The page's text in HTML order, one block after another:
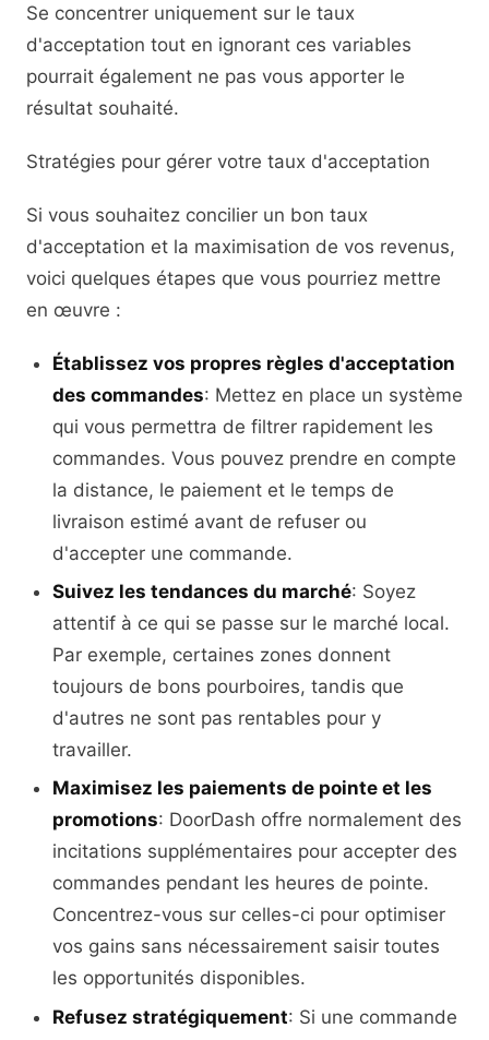
Se concentrer uniquement sur le taux
d'acceptation tout en ignorant ces variables
pourrait également ne pas vous apporter le
résultat souhaité.
Stratégies pour gérer votre taux d'acceptation
Si vous souhaitez concilier un bon taux
d'acceptation et la maximisation de vos revenus,
voici quelques étapes que vous pourriez mettre
en œuvre :
Établissez vos propres règles d'acceptation
des commandes: Mettez en place un système
qui vous permettra de filtrer rapidement les
commandes. Vous pouvez prendre en compte
la distance, le paiement et le temps de
livraison estimé avant de refuser ou
d'accepter une commande.
Suivez les tendances du marché: Soyez
attentif à ce qui se passe sur le marché local.
Par exemple, certaines zones donnent
toujours de bons pourboires, tandis que
d'autres ne sont pas rentables pour y
travailler.
Maximisez les paiements de pointe et les
promotions: DoorDash offre normalement des
incitations supplémentaires pour accepter des
commandes pendant les heures de pointe.
Concentrez-vous sur celles-ci pour optimiser
vos gains sans nécessairement saisir toutes
les opportunités disponibles.
Refusez stratégiquement: Si une commande